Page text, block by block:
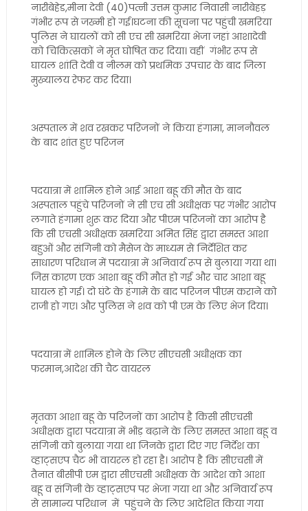
नारीबेहेड,मीना देवी (40)पत्नी उत्तम कुमार निवासी नारीबेहड़
गंभीर रूप से जख्मी हो गई।घटना की सूचना पर पहुंची खमरिया
पुलिस ने घायलों को सी एच सी खमरिया भेजा जहां आशादेवी
को चिकित्सकों ने मृत घोषित कर दिया। वहीं गंभीर रूप से
घायल शांति देवी व नीलम को प्रथमिक उपचार के बाद जिला
मुख्यालय रेफर कर दिया।
अस्पताल में शव रखकर परिजनों ने किया हंगामा, माननौवल
के बाद शांत हुए परिजन
पदयात्रा में शामिल होने आई आशा बहू की मौत के बाद
अस्पताल पहुंचे परिजनों ने सी एच सी अधीक्षक पर गंभीर आरोप
लगाते हंगामा शुरू कर दिया और पीएम परिजनों का आरोप है
कि सी एचसी अधीक्षक खमरिया अमित सिंह द्वारा समस्त आशा
बहुओं और संगिनी को मैसेज के माध्यम से निर्देशित कर
साधारण परिधान में पदयात्रा में अनिवार्य रूप से बुलाया गया था।
जिस कारण एक आशा बहू की मौत हो गई और चार आशा बहू
घायल हो गई। दो घंटे के हंगामे के बाद परिजन पीएम कराने को
राजी हो गए। और पुलिस ने शव को पी एम के लिए भेज दिया।
पदयात्रा में शामिल होने के लिए सीएचसी अधीक्षक का
फरमान,आदेश की चैट वायरल
मृतका आशा बहू के परिजनों का आरोप है किसी सीएचसी
अधीक्षक द्वारा पदयात्रा में भीड़ बढ़ाने के लिए समस्त आशा बहू व
संगिनी को बुलाया गया था जिनके द्वारा दिए गए निर्देश का
व्हाट्सएप चैट भी वायरल हो रहा है। आरोप है कि सीएचसी में
तैनात बीसीपी एम द्वारा सीएचसी अधीक्षक के आदेश को आशा
बहू व संगिनी के व्हाट्सएप पर भेजा गया था और अनिवार्य रूप
से सामान्य परिधान में पहुंचने के लिए आदेशित किया गया